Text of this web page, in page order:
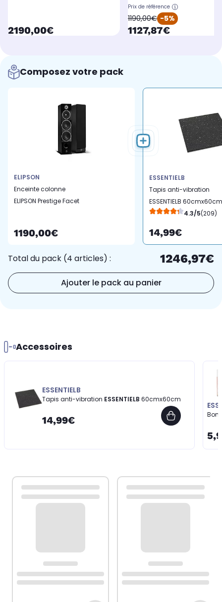
currentPrice
2190,00€
Prix de référence
oldPrice
1190,00€ -5%
currentPrice
1127,87€
Composez votre pack
ELIPSON
Enceinte colonne
ELIPSON Prestige Facet
1190,00€
ESSENTIELB
Tapis anti-vibration
ESSENTIELB 60cmx60cm
4.3/5(209)
14,99€
Total du pack (4 articles) : 1246,97€
Ajouter le pack au panier
Accessoires
ESSENTIELB
Tapis anti-vibration ESSENTIELB 60cmx60cm
14,99€